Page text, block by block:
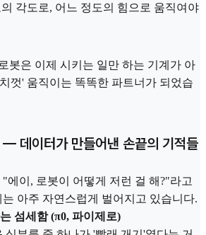
각도로, 어느 정도의 힘으로 움직여야
봇은 이제 시키는 일만 하는 기계가 아
껏' 움직이는 똑똑한 파트너가 되었습
데이터가 만들어낸 손끝의 기적들
"에이, 로봇이 어떻게 저런 걸 해?"라고
아주 자연스럽게 벌어지고 있습니다.
섬세함 (π0, 파이제로)